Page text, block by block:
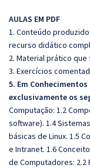
AULAS EM PDF
1. Conteúdo
recurso didático
2. Material prático
3. Exercícios
5. Em
exclusivamente os
Computação: 1.2
software). 1.4
básicas de Linux. 1.5
e Intranet. 1.6
de Computadores: 2.2